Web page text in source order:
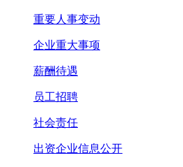
重要人事变动
企业重大事项
薪酬待遇
员工招聘
社会责任
出资企业信息公开